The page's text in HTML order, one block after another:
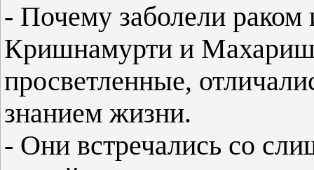
- Почему заболели раком
Кришнамурти и
просветленные,
знанием жизни.
- Они встречались со